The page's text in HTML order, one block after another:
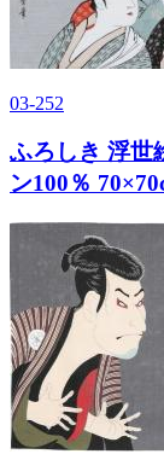
03-252
ふろしき 浮世
ン100％